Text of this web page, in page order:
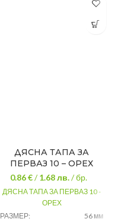
ДЯСНА ТАПА ЗА
ПЕРВАЗ 10 – ОРЕХ
0.86 €/1.68лв./ бр.
ДЯСНА ТАПА ЗА ПЕРВАЗ 10 -
ОРЕХ
РАЗМЕР:
56 мм